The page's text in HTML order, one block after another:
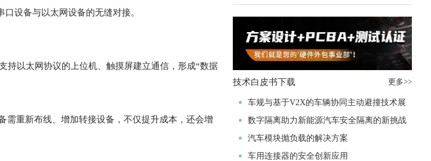
设备与以太网设备的无缝对接。
持以太网协议的上位机、触摸屏建立通信，形成“数据
需重新布线、增加转接设备，不仅提升成本，还会增
技术白皮书下载 更多>>
车规与基于V2X的车辆协同主动避撞技术展
望
数字隔离助力新能源汽车安全隔离的新挑战
汽车模块抛负载的解决方案
车用连接器的安全创新应用